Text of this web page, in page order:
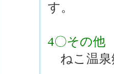
す。
4〇その他
ねこ温泉